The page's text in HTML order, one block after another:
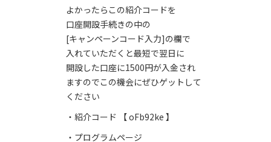
よかったらこの紹介コードを
口座開設手続きの中の
[キャンペーンコード入力]の欄で
入れていただくと最短で翌日に
開設した口座に1500円が入金され
ますのでこの機会にぜひゲットして
ください
・紹介コード 【 oFb92ke 】
・プログラムページ